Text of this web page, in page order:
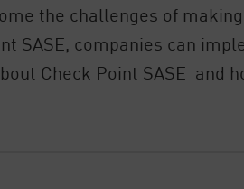
the challenges of
SASE, companies can
Check Point SASE and